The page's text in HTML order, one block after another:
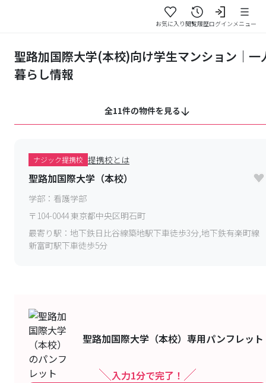
お気に入り閲覧履歴ログインメニュー
聖路加国際大学(本校)向け学生マンション｜一
暮らし情報
全11件の物件を見る
ナジック提携校 提携校とは
聖路加国際大学（本校）
学部： 看護学部
〒 104-0044東京都中央区明石町
最寄り駅： 地下鉄日比谷線築地駅下車徒歩3分,地下鉄有楽町線
新富町駅下車徒歩5分
聖路加国際大学（本校） 専用パンフレット
入力1分で完了！